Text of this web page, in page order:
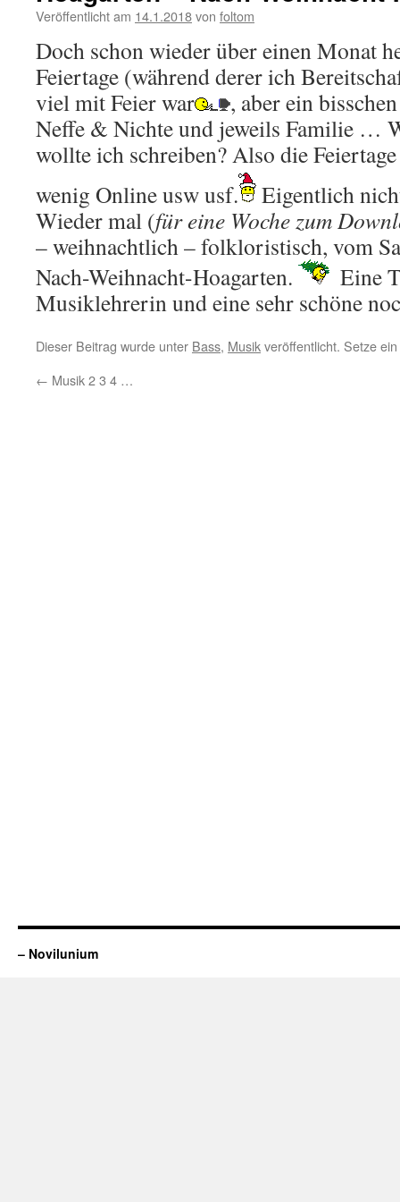
Veröffentlicht am 14.1.2018von foltom
Doch schon wieder über einen Monat
Feiertage (während derer ich
viel mit Feier war
, aber ein
Neffe & Nichte und jeweils Familie …
wollte ich schreiben? Also die
wenig Online usw usf.
Eigentlich
Wieder mal (für eine Woche zum
– weihnachtlich – folkloristisch, vom
Nach-Weihnacht-Hoagarten.
Eine
Musiklehrerin und eine sehr schöne
Dieser Beitrag wurde unter Bass, Musikveröffentlicht. Setze
← Musik 2 3 4 …
– Novilunium